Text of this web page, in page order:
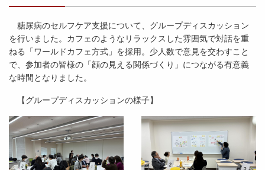
糖尿病のセルフケア支援について、グループディスカッション
を行いました。カフェのようなリラックスした雰囲気で対話を重
ねる「ワールドカフェ方式」を採用。少人数で意見を交わすこと
で、参加者の皆様の「顔の見える関係づくり」につながる有意義
な時間となりました。
【グループディスカッションの様子】